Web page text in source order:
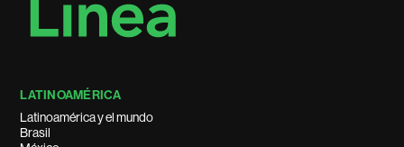
LATINOAMÉRICA
Latinoamérica y el mundo
Brasil